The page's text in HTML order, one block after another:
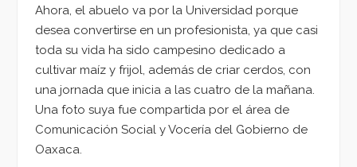
Ahora, el abuelo va por la Universidad porque
desea convertirse en un profesionista, ya que casi
toda su vida ha sido campesino dedicado a
cultivar maíz y frijol, además de criar cerdos, con
una jornada que inicia a las cuatro de la mañana.
Una foto suya fue compartida por el área de
Comunicación Social y Vocería del Gobierno de
Oaxaca.